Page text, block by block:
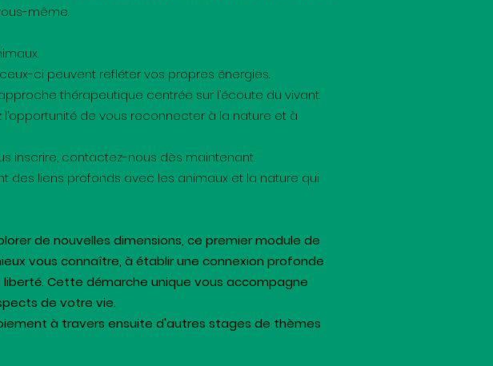
même.
ci peuvent refléter vos propres énergies.
thérapeutique centrée sur l’écoute du vivant.
de vous reconnecter à la nature et à
inscrire, contactez-nous dès maintenant.
des liens profonds avec les animaux et la nature qui
de nouvelles dimensions, ce premier module de
vous connaître, à établir une connexion profonde
Cette démarche unique vous accompagne
de votre vie.
à travers ensuite d'autres stages de thèmes